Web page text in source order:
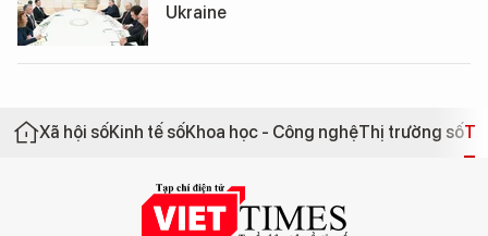
Ukraine
Xã hội sốKinh tế sốKhoa học - Công nghệThị trường số